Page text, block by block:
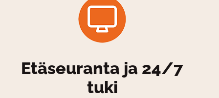
Etäseuranta ja 24/7
tuki